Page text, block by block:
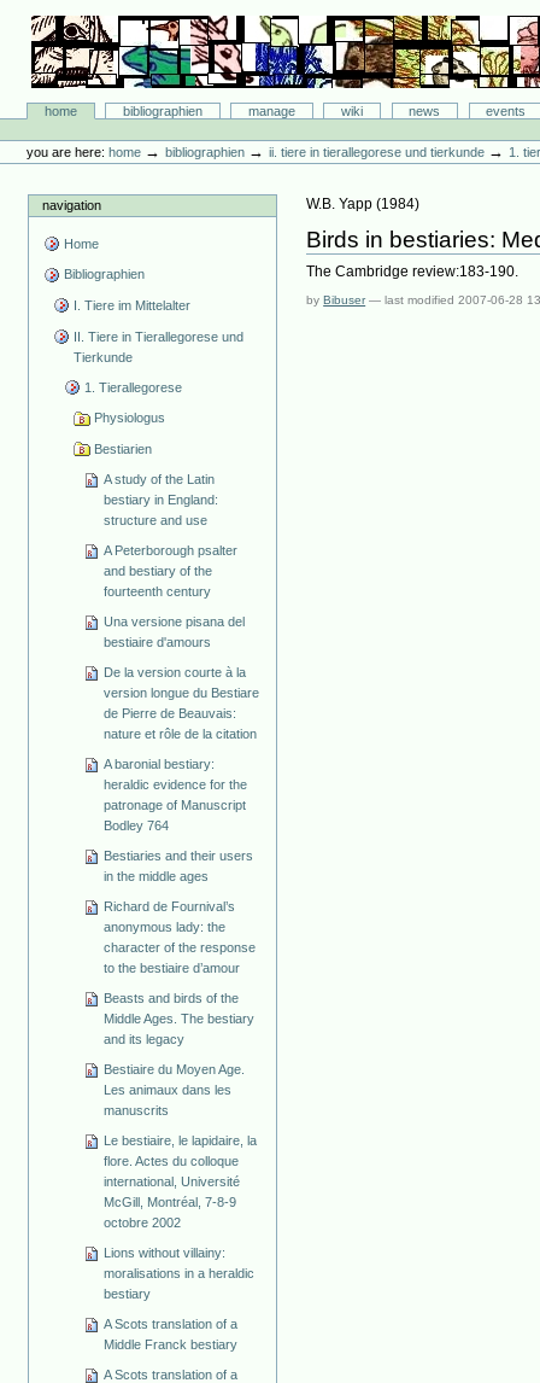
content.
navigation
Bibliographie-Portal
Sectionshome bibliographien manage wiki news
events
tools
you are here: home →bibliographien →ii. tiere in tierallegorese und tierkunde →1.
navigation
Home
Bibliographien
I. Tiere im Mittelalter
II. Tiere in Tierallegorese und
Tierkunde
1. Tierallegorese
Physiologus
Bestiarien
A study of the Latin
bestiary in England:
structure and use
A Peterborough psalter
and bestiary of the
fourteenth century
Una versione pisana del
bestiaire d'amours
De la version courte à la
version longue du Bestiare
de Pierre de Beauvais:
nature et rôle de la citation
A baronial bestiary:
heraldic evidence for the
patronage of Manuscript
Bodley 764
Bestiaries and their users
in the middle ages
Richard de Fournival’s
anonymous lady: the
character of the response
to the bestiaire d’amour
Beasts and birds of the
Middle Ages. The bestiary
and its legacy
Bestiaire du Moyen Age.
Les animaux dans les
manuscrits
Le bestiaire, le lapidaire, la
flore. Actes du colloque
international, Université
McGill, Montréal, 7-8-9
octobre 2002
Lions without villainy:
moralisations in a heraldic
bestiary
A Scots translation of a
Middle Franck bestiary
A Scots translation of a
W.B. Yapp (1984)
Birds in bestiaries:
The Cambridge review:183-190.
byBibuser —last modified2007-06-28